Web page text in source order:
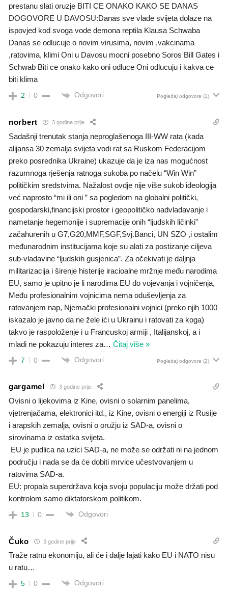
prestanu slati oruzje BITI CE ONAKO KAKO SE DANAS
DOGOVORE U DAVOSU:Danas sve vlade svijeta dolaze na
ispovjed kod svoga vode demona reptila Klausa Schwaba
Danas se odlucuje o novim virusima, novim ,vakcinama
,ratovima, klimi Oni u Davosu mocni posebno Soros Bill Gates i
Schwab Biti ce onako kako oni odluce Oni odlucuju i kakva ce
biti klima
2 0 Odgovori Pogledaj odgovore (1)
norbert 3 godine prije
Sadašnji trenutak stanja neproglašenoga III-WW rata (kada
alijansa 30 zemalja svijeta vodi rat sa Ruskom Federacijom
preko posrednika Ukraine) ukazuje da je iza nas mogućnost
razumnoga rješenja ratnoga sukoba po načelu “Win Win”
političkim sredstvima. Nažalost ovdje nije više sukob ideologija
već naprosto “mi ili oni ” sa pogledom na globalni politički,
gospodarski,financijski prostor i geopolitičko nadvladavanje i
nametanje hegemonije i supremacije onih “ljudskih ličinki”
začahurenih u G7,G20,MMF,SGF,Svj.Banci, UN SZO ,i ostalim
međunarodnim institucijama koje su alati za postizanje ciljeva
sub-vladavine “ljudskih gusjenica”. Za očekivati je daljnja
militarizacija i širenje histerije iracioalne mržnje među narodima
EU, samo je upitno je li narodima EU do vojevanja i vojničenja,
Među profesionalnim vojnicima nema oduševljenja za
ratovanjem nap, Njemački profesionalni vojnici (preko njih 1000
iskazalo je javno da ne žele ići u Ukrainu i ratovati za koga)
takvo je raspoloženje i u Francuskoj armiji , Italijanskoj, a i
mladi ne pokazuju interes za… Čitaj više »
7 0 Odgovori Pogledaj odgovore (2)
gargamel 3 godine prije
Ovisni o lijekovima iz Kine, ovisni o solarnim panelima,
vjetrenjačama, elektronici itd., iz Kine, ovisni o energiji iz Rusije
i arapskih zemalja, ovisni o oružju iz SAD-a, ovisni o
sirovinama iz ostatka svijeta.
EU je pudlica na uzici SAD-a, ne može se održati ni na jednom
području i nada se da će dobiti mrvice učestvovanjem u
ratovima SAD-a.
EU: propala superdržava koja svoju populaciju može držati pod
kontrolom samo diktatorskom politikom.
13 0 Odgovori
Čuko 3 godine prije
Traže ratnu ekonomiju, ali će i dalje lajati kako EU i NATO nisu
u ratu…
5 0 Odgovori